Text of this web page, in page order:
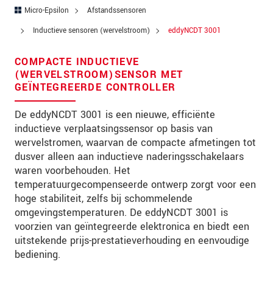
Micro-Epsilon
Afstandssensoren
Inductieve sensoren (wervelstroom)
eddyNCDT 3001
COMPACTE INDUCTIEVE
(WERVELSTROOM)SENSOR MET
GEÏNTEGREERDE CONTROLLER
De eddyNCDT 3001 is een nieuwe, efficiënte
inductieve verplaatsingssensor op basis van
wervelstromen, waarvan de compacte afmetingen tot
dusver alleen aan inductieve naderingsschakelaars
waren voorbehouden. Het
temperatuurgecompenseerde ontwerp zorgt voor een
hoge stabiliteit, zelfs bij schommelende
omgevingstemperaturen. De eddyNCDT 3001 is
voorzien van geïntegreerde elektronica en biedt een
uitstekende prijs-prestatieverhouding en eenvoudige
bediening.
Postcode
Plaats*
Land*
Telefoon
E-mail*
Bericht*
Houd mij op de hoogte van
productinnovaties via e-mail.
* Verplichte velden
We behandelen uw gegevens vertrouwelijk. Lees